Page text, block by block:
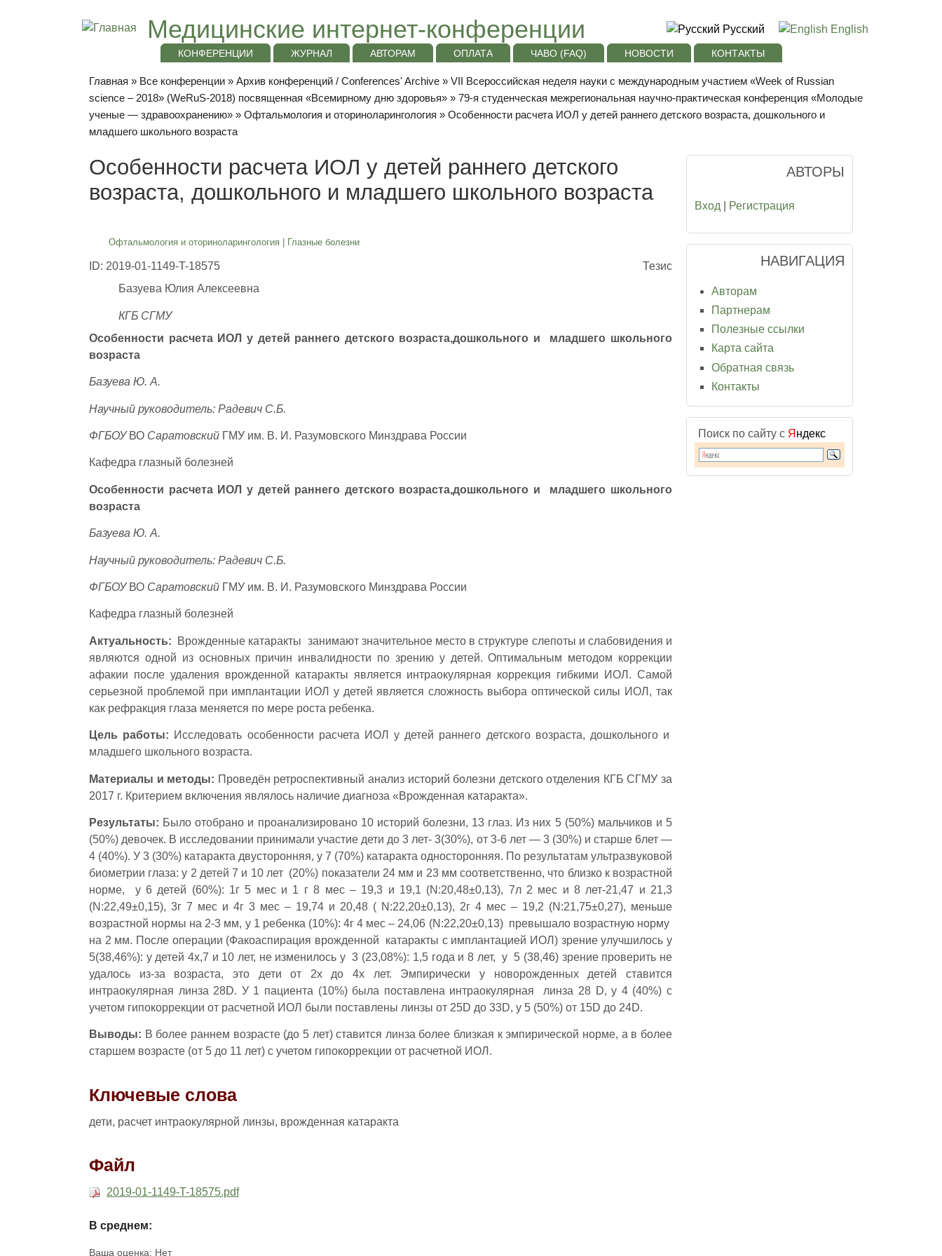
Медицинские интернет-конференции Русский English
КОНФЕРЕНЦИИ ЖУРНАЛ АВТОРАМ ОПЛАТА ЧАВО (FAQ) НОВОСТИ КОНТАКТЫ
Главная » Все конференции » Архив конференций / Conferences' Archive » VII Всероссийская неделя науки с международным участием «Week of Russian
science – 2018» (WeRuS-2018) посвященная «Всемирному дню здоровья» » 79-я студенческая межрегиональная научно-практическая конференция «Молодые
ученые — здравоохранению» » Офтальмология и оториноларингология » Особенности расчета ИОЛ у детей раннего детского возраста, дошкольного и
младшего школьного возраста
Особенности расчета ИОЛ у детей раннего детского
возраста, дошкольного и младшего школьного возраста
Офтальмология и оториноларингология| Глазные болезни
ID: 2019-01-1149-T-18575
Тезис
Базуева Юлия Алексеевна
КГБ СГМУ
Особенности расчета ИОЛ у детей раннего детского возраста,дошкольного и младшего школьного
возраста
Базуева Ю. А.
Научный руководитель: Радевич С.Б.
ФГБОУВО Саратовский ГМУ им. В. И. Разумовского Минздрава России
Кафедра глазный болезней
Особенности расчета ИОЛ у детей раннего детского возраста,дошкольного и младшего школьного
возраста
Базуева Ю. А.
Научный руководитель: Радевич С.Б.
ФГБОУВО Саратовский ГМУ им. В. И. Разумовского Минздрава России
Кафедра глазный болезней
Актуальность: Врожденные катаракты занимают значительное место в структуре слепоты и слабовидения и
являются одной из основных причин инвалидности по зрению у детей. Оптимальным методом коррекции
афакии после удаления врожденной катаракты является интраокулярная коррекция гибкими ИОЛ. Самой
серьезной проблемой при имплантации ИОЛ у детей является сложность выбора оптической силы ИОЛ, так
как рефракция глаза меняется по мере роста ребенка.
Цель работы: Исследовать особенности расчета ИОЛ у детей раннего детского возраста, дошкольного и
младшего школьного возраста.
Материалы и методы: Проведён ретроспективный анализ историй болезни детского отделения КГБ СГМУ за
2017 г. Критерием включения являлось наличие диагноза «Врожденная катаракта».
Результаты: Было отобрано и проанализировано 10 историй болезни, 13 глаз. Из них 5 (50%) мальчиков и 5
(50%) девочек. В исследовании принимали участие дети до 3 лет- 3(30%), от 3-6 лет — 3 (30%) и старше 6лет —
4 (40%). У 3 (30%) катаракта двусторонняя, у 7 (70%) катаракта односторонняя. По результатам ультразвуковой
биометрии глаза: у 2 детей 7 и 10 лет (20%) показатели 24 мм и 23 мм соответственно, что близко к возрастной
норме, у 6 детей (60%): 1г 5 мес и 1 г 8 мес – 19,3 и 19,1 (N:20,48±0,13), 7л 2 мес и 8 лет-21,47 и 21,3
(N:22,49±0,15), 3г 7 мес и 4г 3 мес – 19,74 и 20,48 ( N:22,20±0,13), 2г 4 мес – 19,2 (N:21,75±0,27), меньше
возрастной нормы на 2-3 мм, у 1 ребенка (10%): 4г 4 мес – 24,06 (N:22,20±0,13) превышало возрастную норму
на 2 мм. После операции (Факоаспирация врожденной катаракты с имплантацией ИОЛ) зрение улучшилось у
5(38,46%): у детей 4х,7 и 10 лет, не изменилось у 3 (23,08%): 1,5 года и 8 лет, у 5 (38,46) зрение проверить не
удалось из-за возраста, это дети от 2х до 4х лет. Эмпирически у новорожденных детей ставится
интраокулярная линза 28D. У 1 пациента (10%) была поставлена интраокулярная линза 28 D, у 4 (40%) с
учетом гипокоррекции от расчетной ИОЛ были поставлены линзы от 25D до 33D, у 5 (50%) от 15D до 24D.
Выводы: В более раннем возрасте (до 5 лет) ставится линза более близкая к эмпирической норме, а в более
старшем возрасте (от 5 до 11 лет) с учетом гипокоррекции от расчетной ИОЛ.
Ключевые слова
дети, расчет интраокулярной линзы, врожденная катаракта
Файл
2019-01-1149-T-18575.pdf
В среднем:
Ваша оценка: Нет
АВТОРЫ
Вход Регистрация
НАВИГАЦИЯ
Авторам
Партнерам
Полезные ссылки
Карта сайта
Обратная связь
Контакты
Поиск по сайту с Я ндекс